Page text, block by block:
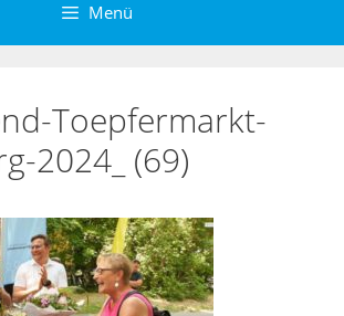
Menü
Toepfermarkt-
2024_ (69)